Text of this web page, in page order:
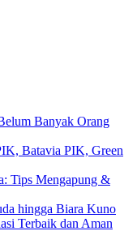
Banyak Orang
Batavia PIK, Green
Tips Mengapung &
hingga Biara Kuno
Terbaik dan Aman